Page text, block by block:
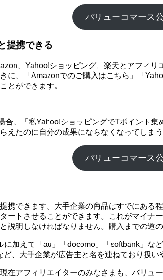
バリューコマース
提携できる
、Yahoo!ショッピング、楽天とアフィ
に、「Amazonでのご購入はこちら」「
とができます。
合、「私Yahoo!ショッピングでTポイント
えたのに自分の成果にならなくなってしま
バリューコマース
携できます。大手企業の商品はすでにあ
ートさせることができます。これがマイ
説明しなければなりません。購入までの道
加えて「au」「docomo」「softbank」な
、大手企業が広告主と名を連ねており扱い
在アフィリエイターのみなさまも、バリュ